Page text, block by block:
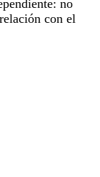
no
con el